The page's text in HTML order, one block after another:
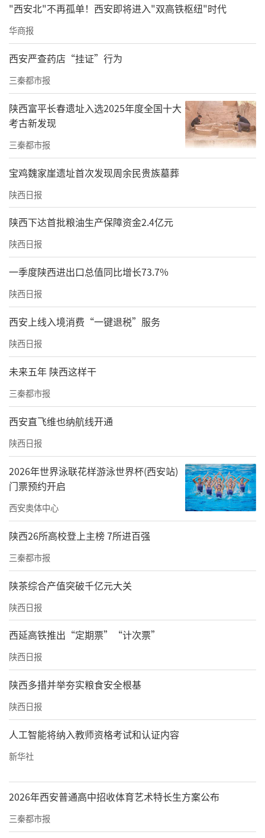
"西安北"不再孤单！西安即将进入"双高铁枢纽"时代
华商报
西安严查药店“挂证”行为
三秦都市报
陕西富平长春遗址入选2025年度全国十大
考古新发现
三秦都市报
宝鸡魏家崖遗址首次发现周余民贵族墓葬
陕西日报
陕西下达首批粮油生产保障资金2.4亿元
陕西日报
一季度陕西进出口总值同比增长73.7%
陕西日报
西安上线入境消费“一键退税”服务
陕西日报
未来五年 陕西这样干
三秦都市报
西安直飞维也纳航线开通
陕西日报
2026年世界泳联花样游泳世界杯(西安站)
门票预约开启
西安奥体中心
陕西26所高校登上主榜 7所进百强
三秦都市报
陕茶综合产值突破千亿元大关
陕西日报
西延高铁推出“定期票”“计次票”
陕西日报
陕西多措并举夯实粮食安全根基
陕西日报
人工智能将纳入教师资格考试和认证内容
新华社
2026年西安普通高中招收体育艺术特长生方案公布
三秦都市报